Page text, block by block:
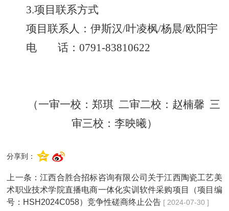
3.项目联系方式
项目联系人：伊斯汉/叶凌枫/杨晨/欧阳宇
电 话：0791-83810622
（一审一校：郑琪 二审二校：赵楠馨 三
审三校：李映曦）
分享到：
上一条：江西合胜合招标咨询有限公司关于江西陶瓷工艺美
术职业技术学院直播电商一体化实训软件采购项目（项目编
号：HSH2024C058）竞争性磋商终止公告 [ 2024-07-30 ]